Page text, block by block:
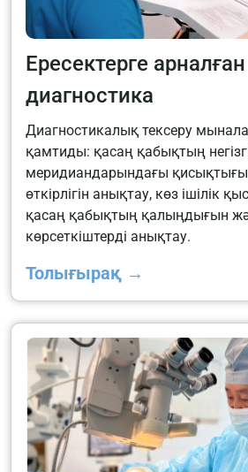
Ересектерге арналған
диагностика
Диагностикалық тексеру
қамтиды: қасаң қабықтың
меридиандарындағы
өткірлігін анықтау, көз ішілік
қасаң қабықтың қалыңдығын
көрсеткіштерді анықтау.
Толығырақ →